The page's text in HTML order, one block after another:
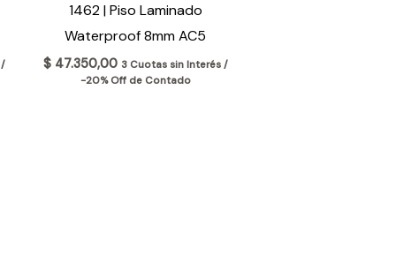
/
1462 | Piso Laminado
Waterproof 8mm AC5
$47.350,00 3 Cuotas sin Interés /
-20% Off de Contado